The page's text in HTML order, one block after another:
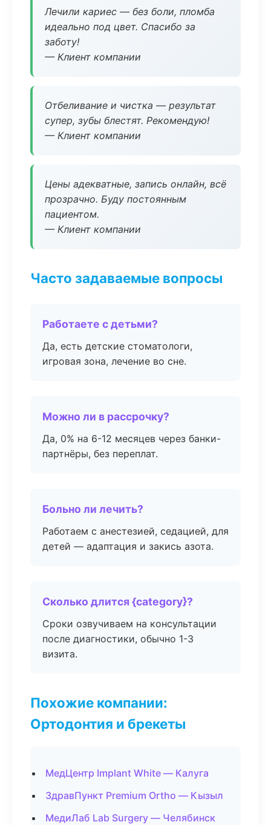
Лечили кариес — без боли, пломба
идеально под цвет. Спасибо за
заботу!
— Клиент компании
Отбеливание и чистка — результат
супер, зубы блестят. Рекомендую!
— Клиент компании
Цены адекватные, запись онлайн, всё
прозрачно. Буду постоянным
пациентом.
— Клиент компании
Часто задаваемые вопросы
Работаете с детьми?
Да, есть детские стоматологи,
игровая зона, лечение во сне.
Можно ли в рассрочку?
Да, 0% на 6-12 месяцев через банки-
партнёры, без переплат.
Больно ли лечить?
Работаем с анестезией, седацией, для
детей — адаптация и закись азота.
Сколько длится {category}?
Сроки озвучиваем на консультации
после диагностики, обычно 1-3
визита.
Похожие компании:
Ортодонтия и брекеты
МедЦентр Implant White — Калуга
ЗдравПункт Premium Ortho — Кызыл
МедиЛаб Lab Surgery — Челябинск